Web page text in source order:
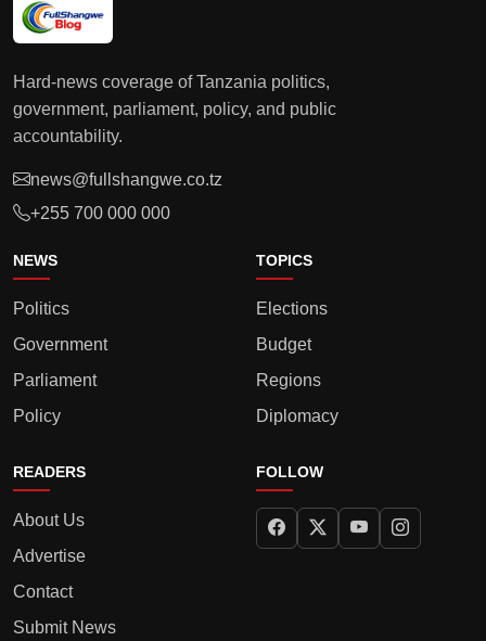
Hard-news coverage of Tanzania politics,
government, parliament, policy, and public
accountability.
news@fullshangwe.co.tz
+255 700 000 000
NEWS
Politics
Government
Parliament
Policy
TOPICS
Elections
Budget
Regions
Diplomacy
READERS
About Us
Advertise
Contact
Submit News
FOLLOW